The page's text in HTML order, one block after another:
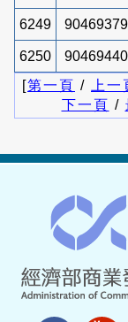
6249 90469379
6250 90469440
[第一頁 / 上一
下一頁 /